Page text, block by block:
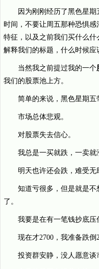
因为刚刚经历了黑色星
时间，不要让周五那种恐惧
特征，以及之前我们买什么
解释我们的标题，什么时候应
当然我之前提过我的一个
我们的股票池上方。
简单的来说，黑色星期五
市场总体悲观。
对股票失去信心。
我总是一买就跌，一卖就
明天也许还会跌，难受无
知道亏很多，但是就是
了。
我要是在有一笔钱抄底压
现在才2700，我准备跌倒
投资群安静，没人愿意谈